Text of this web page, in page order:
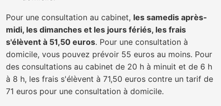
Pour une consultation au cabinet, les samedis après-
midi, les dimanches et les jours fériés, les frais
s'élèvent à 51,50 euros. Pour une consultation à
domicile, vous pouvez prévoir 55 euros au moins. Pour
des consultations au cabinet de 20 h à minuit et de 6 h
à 8 h, les frais s'élèvent à 71,50 euros contre un tarif de
71 euros pour une consultation à domicile.